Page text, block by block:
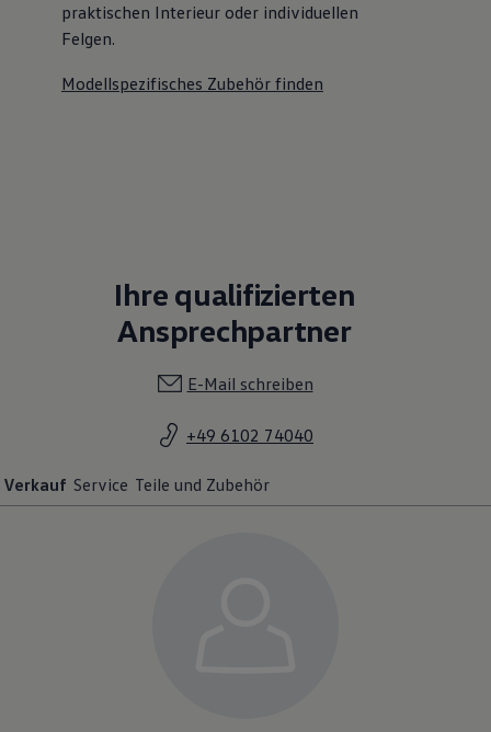
praktischen Interieur oder individuellen
Felgen.
Modellspezifisches Zubehör finden
Ihre qualifizierten
Ansprechpartner
E-Mail schreiben
+49 6102 74040
Verkauf Service Teile und Zubehör